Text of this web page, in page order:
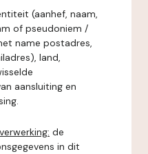
(aanhef, naam,
of pseudoniem /
name postadres,
land,
aansluiting en
de
in dit